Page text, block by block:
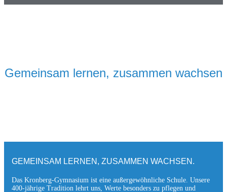
Gemeinsam lernen, zusammen wachsen
GEMEINSAM LERNEN, ZUSAMMEN WACHSEN.
Das Kronberg-Gymnasium ist eine außergewöhnliche Schule. Unsere
400-jährige Tradition lehrt uns, Werte besonders zu pflegen und